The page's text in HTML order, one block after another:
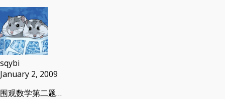
sqybi
January 2, 2009
围观数学第二题…